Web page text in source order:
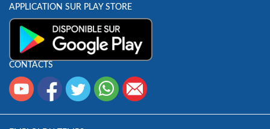
APPLICATION SUR PLAY STORE
CONTACTS